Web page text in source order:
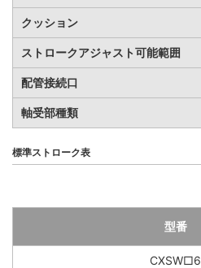
クッション
ストロークアジャスト可能範囲
配管接続口
軸受部種類
標準ストローク表
型番
CXSW□6